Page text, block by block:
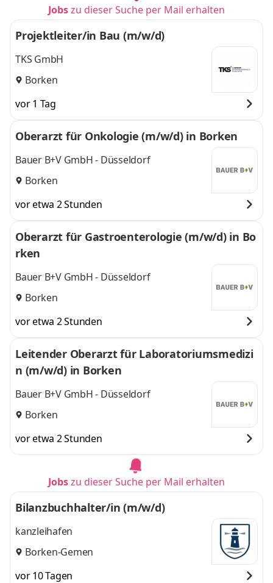
Jobszu dieser Suche per Mail erhalten
Projektleiter/in Bau (m/w/d)
TKS GmbH
Borken
vor 1 Tag
Oberarzt für Onkologie (m/w/d) in Borken
Bauer B+V GmbH - Düsseldorf
Borken
vor etwa 2 Stunden
Oberarzt für Gastroenterologie (m/w/d) in Bo
rken
Bauer B+V GmbH - Düsseldorf
Borken
vor etwa 2 Stunden
Leitender Oberarzt für Laboratoriumsmedizi
n (m/w/d) in Borken
Bauer B+V GmbH - Düsseldorf
Borken
vor etwa 2 Stunden
Jobszu dieser Suche per Mail erhalten
Bilanzbuchhalter/in (m/w/d)
kanzleihafen
Borken-Gemen
vor 10 Tagen